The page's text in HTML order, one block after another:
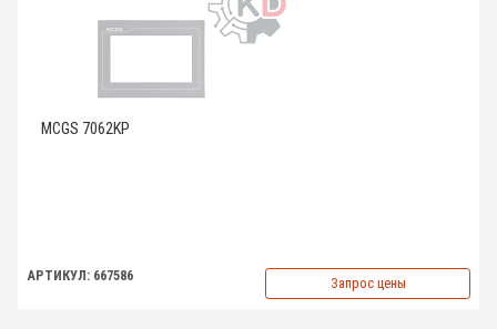
MCGS 7062KP
АРТИКУЛ: 667586 Запрос цены